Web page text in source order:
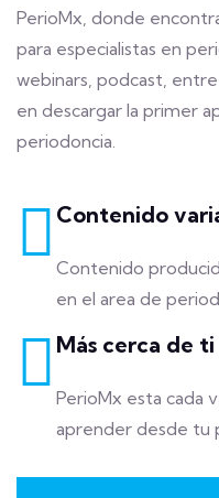
PerioMx, donde
para especialistas en
webinars, podcast,
en descargar la primer
periodoncia.
Contenido
Contenido
en el area de
Más cerca de
PerioMx esta cada
aprender desde tu